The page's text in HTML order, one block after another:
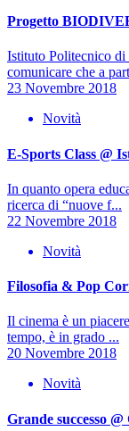
Progetto
Istituto Politecnico
comunicare che a
23 Novembre 2018
Novità
E-Sports Class @
In quanto opera
ricerca di “nuove f...
22 Novembre 2018
Novità
Filosofia & Pop
Il cinema è un
tempo, è in grado ...
20 Novembre 2018
Novità
Grande successo